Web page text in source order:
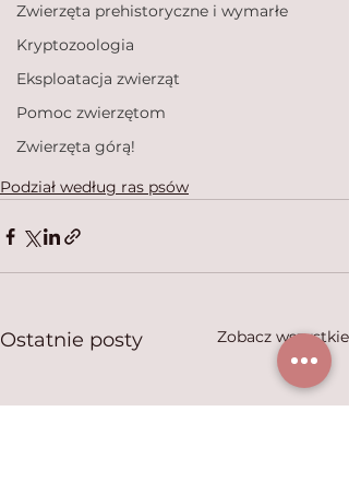
Zwierzęta prehistoryczne i wymarłe
Kryptozoologia
Eksploatacja zwierząt
Pomoc zwierzętom
Zwierzęta górą!
Podział według ras psów
Ostatnie posty Zobacz wszystkie